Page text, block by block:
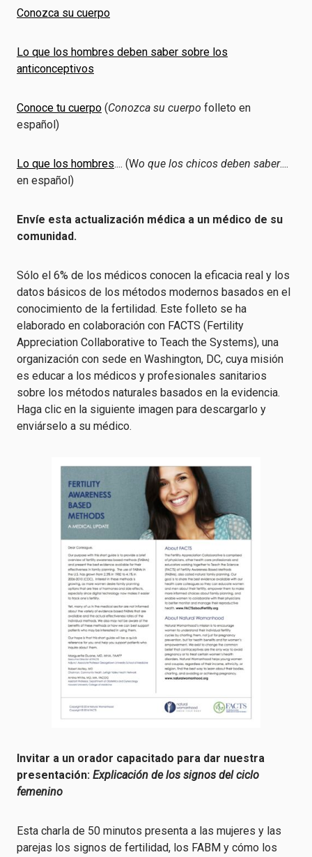
Conozca su cuerpo
Lo que los hombres deben saber sobre los
anticonceptivos
Conoce tu cuerpo (Conozca su cuerpo folleto en
español)
Lo que los hombres.... (Wo que los chicos deben saber....
en español)
Envíe esta actualización médica a un médico de su
comunidad.
Sólo el 6% de los médicos conocen la eficacia real y los
datos básicos de los métodos modernos basados en el
conocimiento de la fertilidad. Este folleto se ha
elaborado en colaboración con FACTS (Fertility
Appreciation Collaborative to Teach the Systems), una
organización con sede en Washington, DC, cuya misión
es educar a los médicos y profesionales sanitarios
sobre los métodos naturales basados en la evidencia.
Haga clic en la siguiente imagen para descargarlo y
enviárselo a su médico.
Invitar a un orador capacitado para dar nuestra
presentación: Explicación de los signos del ciclo
femenino
Esta charla de 50 minutos presenta a las mujeres y las
parejas los signos de fertilidad, los FABM y cómo los